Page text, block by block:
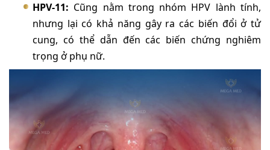
HPV-11: Cũng nằm trong nhóm HPV lành tính,
nhưng lại có khả năng gây ra các biến đổi ở tử
cung, có thể dẫn đến các biến chứng nghiêm
trọng ở phụ nữ.